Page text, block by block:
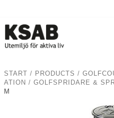
START / PRODUCTS /
ATION / GOLFSPRIDARE &
M